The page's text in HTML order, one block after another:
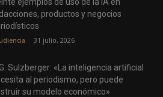
productos y negocios
31 julio, 2026
Sulzberger: «La inteligencia artificial
al periodismo, pero puede
su modelo económico»